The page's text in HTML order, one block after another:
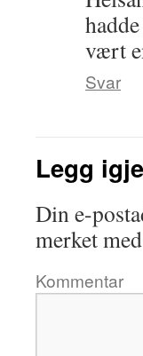
vært
Svar
Legg
Din e-
merket med
Kommentar